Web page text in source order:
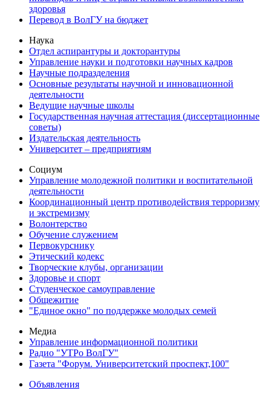
здоровья
Перевод в ВолГУ на бюджет
Наука
Отдел аспирантуры и докторантуры
Управление науки и подготовки научных кадров
Научные подразделения
Основные результаты научной и инновационной
деятельности
Ведущие научные школы
Государственная научная аттестация (диссертационные
советы)
Издательская деятельность
Университет – предприятиям
Социум
Управление молодежной политики и воспитательной
деятельности
Координационный центр противодействия терроризму
и экстремизму
Волонтерство
Обучение служением
Первокурснику
Этический кодекс
Творческие клубы, организации
Здоровье и спорт
Студенческое самоуправление
Общежитие
"Единое окно" по поддержке молодых семей
Медиа
Управление информационной политики
Радио "УТРо ВолГУ"
Газета "Форум. Университетский проспект,100"
Объявления